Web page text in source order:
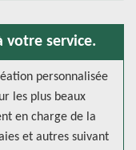
votre service.
personnalisée
les plus beaux
en charge de la
et autres suivant